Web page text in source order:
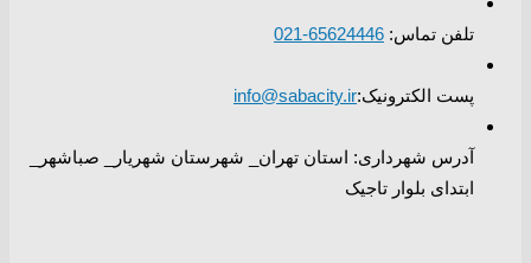
تلفن تماس: 65624446-021
پست الکترونیک:info@sabacity.ir
آدرس شهرداری: استان تهران_ شهرستان شهریار_ صباشهر_
ابتدای بلوار تاجیک